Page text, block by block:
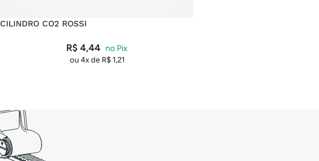
CILINDRO CO2 ROSSI
R$4,44
ou 4x de R$1,21